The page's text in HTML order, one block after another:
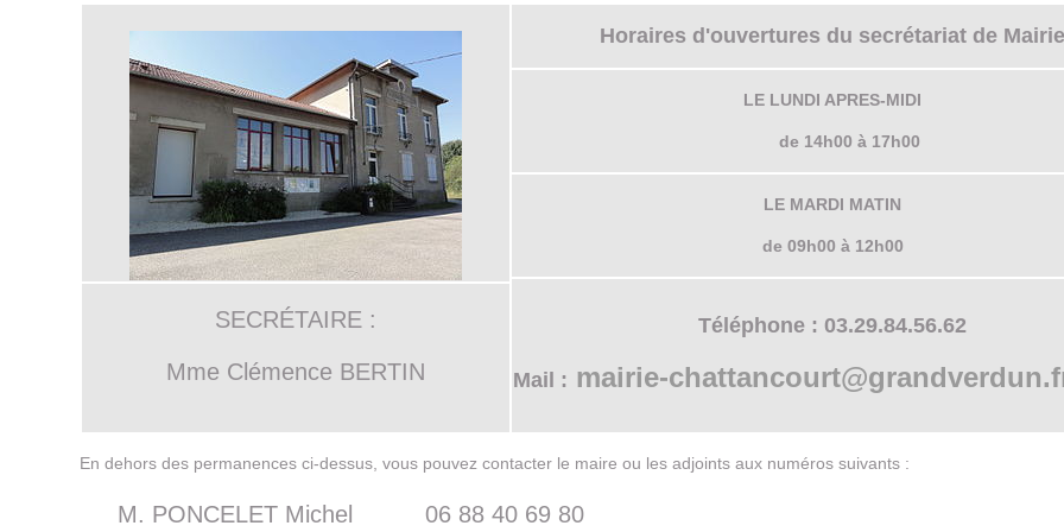
Horaires d'ouvertures du secrétariat de
LE LUNDI APRES-MIDI
de 14h00 à 17h00
LE MARDI MATIN
de 09h00 à 12h00
Téléphone : 03.29.84.56.62
Mail : mairie-
SECRÉTAIRE :
Mme Clémence BERTIN
En dehors des permanences ci-dessus, vous pouvez contacter le maire ou les adjoints aux numéros suivants :
M. PONCELET Michel 06 88 40 69 80